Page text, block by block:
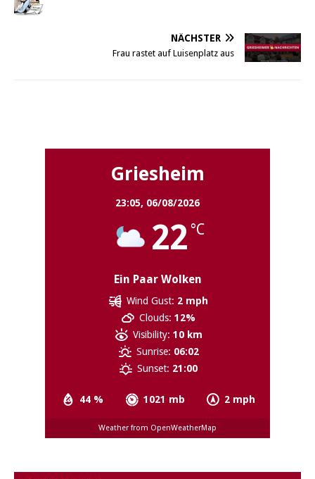
NÄCHSTER
Frau rastet auf Luisenplatz aus
Griesheim
23:05, 06/08/2026
22 °C
Ein Paar Wolken
44 % 1021 mb 2 mph
Wind Gust: 2 mph
Clouds: 12%
Visibility: 10 km
Sunrise: 06:02
Sunset: 21:00
Weather from OpenWeatherMap